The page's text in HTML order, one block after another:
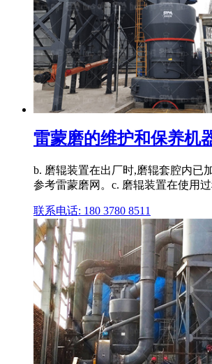
雷蒙磨的维护和保养机
b. 磨辊装置在出厂时,磨辊套腔内已
参考雷蒙磨网。c. 磨辊装置在使用过
联系电话: 180 3780 8511